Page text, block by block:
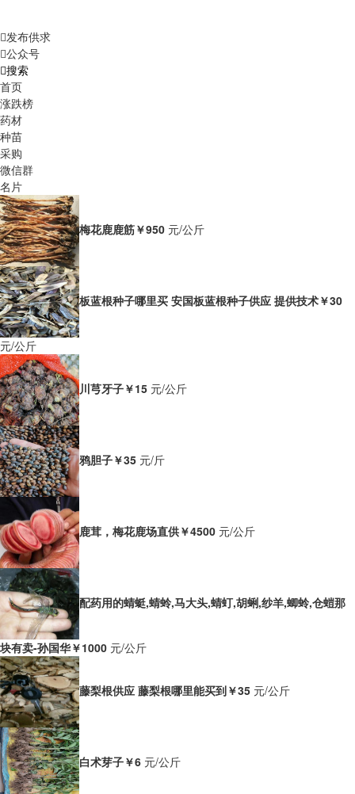
发布供求
公众号
搜索
首页
涨跌榜
药材
种苗
采购
微信群
名片
梅花鹿鹿筋￥950 元/公斤
板蓝根种子哪里买 安国板蓝根种子供应 提供技术￥30
元/公斤
川芎牙子￥15 元/公斤
鸦胆子￥35 元/斤
鹿茸，梅花鹿场直供￥4500 元/公斤
配药用的蜻蜓,蜻蛉,马大头,蜻虰,胡蜊,纱羊,蝍蛉,仓螘那
块有卖-孙国华￥1000 元/公斤
藤梨根供应 藤梨根哪里能买到￥35 元/公斤
白术芽子￥6 元/公斤